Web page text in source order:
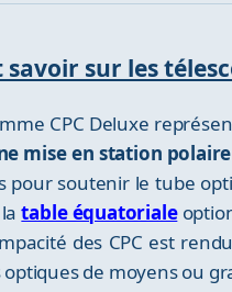
savoir sur les
CPC Deluxe
mise en station
pour soutenir le tube
latable équatoriale
des CPC est
de moyens ou